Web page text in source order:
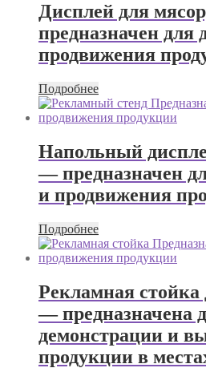
Дисплей для
предназначен для
продвижения
Подробнее
Напольный
— предназначен
и продвижения
Подробнее
Рекламная
— предназначена
демонстрации и
продукции в